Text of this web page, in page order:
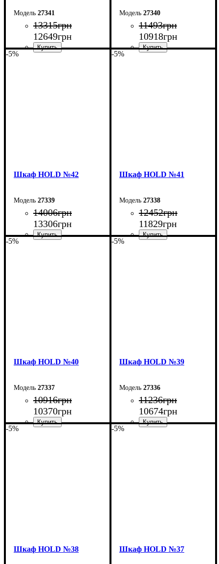
27341
13315грн
12649грн
27340
11493грн
10918грн
-5%
Шкаф НOLD №42
27339
14006грн
13306грн
-5%
Шкаф НOLD №41
27338
12452грн
11829грн
-5%
Шкаф НOLD №40
27337
10916грн
10370грн
-5%
Шкаф НOLD №39
27336
11236грн
10674грн
-5%
Шкаф НOLD №38
-5%
Шкаф НOLD №37